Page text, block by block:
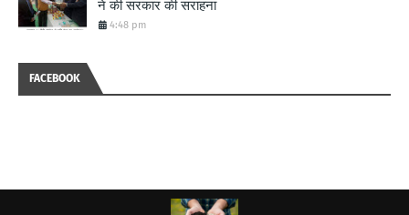
ने की सरकार की सराहना
4:48 pm
FACEBOOK